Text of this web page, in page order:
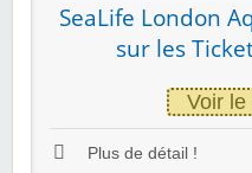
SeaLife London
sur les
Voir le
Plus de détail !